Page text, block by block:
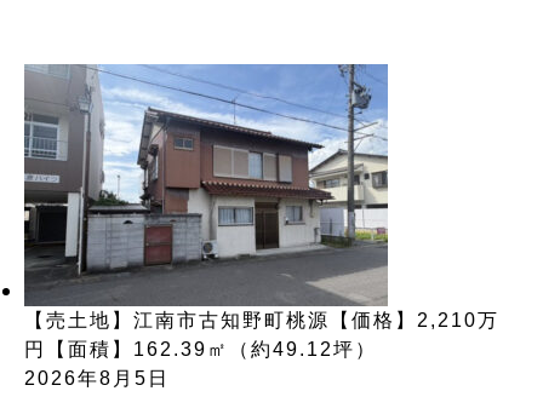
【売土地】江南市古知野町桃源【価格】2,210万
円【面積】162.39㎡（約49.12坪）
2026年8月5日